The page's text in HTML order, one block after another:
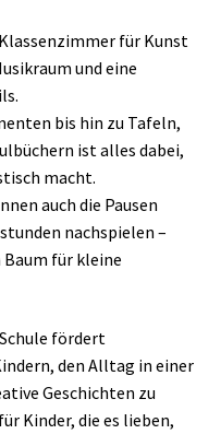
für Kunst
und eine
bis hin zu Tafeln,
ist alles dabei,
macht.
auch die Pausen
nachspielen –
für kleine
fördert
den Alltag in einer
Geschichten zu
Kinder, die es lieben,